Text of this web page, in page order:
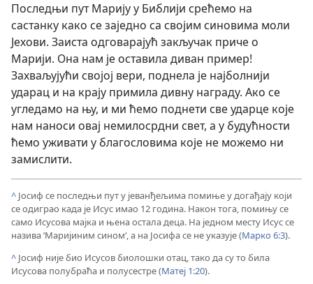
Последњи пут Марију у Библији срећемо на
састанку како се заједно са својим синовима моли
Јехови. Заиста одговарајућ закључак приче о
Марији. Она нам је оставила диван пример!
Захваљујући својој вери, поднела је најболнији
ударац и на крају примила дивну награду. Ако се
угледамо на њу, и ми ћемо поднети све ударце које
нам наноси овај немилосрдни свет, а у будућности
ћемо уживати у благословима које не можемо ни
замислити.
^ Јосиф се последњи пут у јеванђељима помиње у догађају који
се одиграо када је Исус имао 12 година. Након тога, помињу се
само Исусова мајка и њена остала деца. На једном месту Исус се
назива ’Маријиним сином‘, а на Јосифа се не указује (Марко 6:3).
^ Јосиф није био Исусов биолошки отац, тако да су то била
Исусова полубраћа и полусестре (Матеј 1:20).